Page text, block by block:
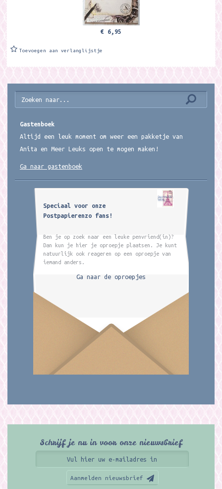
€ 6,95
Toevoegen aan verlanglijstje
Gastenboek
Altijd een leuk moment om weer een pakketje van
Anita en Meer Leuks open te mogen maken!
Ga naar gastenboek
Speciaal voor onze
Postpapierenzo fans!
Ben je op zoek naar een leuke penvriend(in)?
Dan kun je hier je oproepje plaatsen. Je kunt
natuurlijk ook reageren op een oproepje van
iemand anders.
Ga naar de oproepjes
Schrijf je nu in voor onze nieuwsbrief
Aanmelden nieuwsbrief